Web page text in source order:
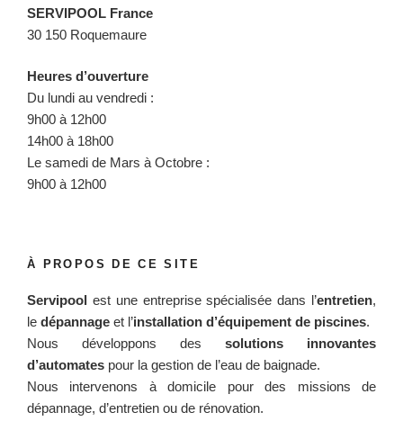
SERVIPOOL France
30 150 Roquemaure
Heures d’ouverture
Du lundi au vendredi :
9h00 à 12h00
14h00 à 18h00
Le samedi de Mars à Octobre :
9h00 à 12h00
À PROPOS DE CE SITE
Servipool est une entreprise spécialisée dans l’entretien,
le dépannage et l’installation d’équipement de piscines.
Nous développons des solutions innovantes
d’automates pour la gestion de l’eau de baignade.
Nous intervenons à domicile pour des missions de
dépannage, d’entretien ou de rénovation.